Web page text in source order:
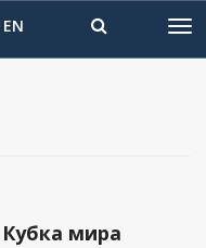
EN
мира